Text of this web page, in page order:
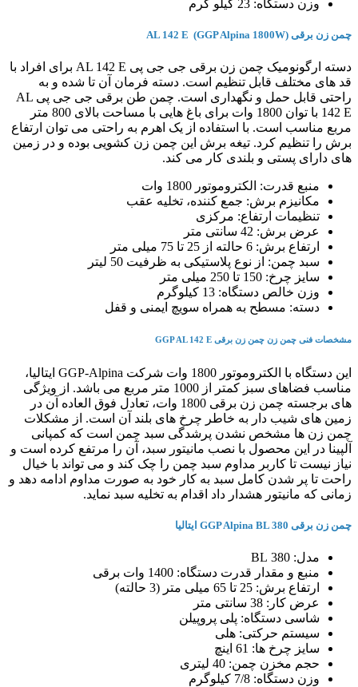
وزن دستگاه: 23 کیلو گرم
چمن زن برقی AL 142 E (GGP Alpina 1800W)
دسته ارگونومیک چمن زن برقی جی جی پی AL 142 E برای افراد با
قد های مختلف قابل تنظیم است. دسته فرمان آن تا شده و به
راحتی قابل حمل و نگهداری است. چمن طن برقی جی جی پی AL
142 E با توان 1800 وات برای باغ هایی با مساحت بالای 800 متر
مربع مناسب است. با استفاده از یک اهرم به راحتی می توان ارتفاع
برش را تنظیم کرد. تیغه برش این چمن زن کشویی بوده و در زمین
های دارای پستی و بلندی کار می کند.
منبع قدرت: الکتروموتور 1800 وات
مکانیزم برش: جمع کننده، تخلیه عقب
تنظیمات ارتفاع: مرکزی
عرض برش: 42 سانتی متر
ارتفاع برش: 6 حالته از 25 تا 75 میلی متر
سبد چمن: از نوع پلاستیکی به ظرفیت 50 لیتر
سایز چرخ: 150 تا 250 میلی متر
وزن خالص دستگاه: 13 کیلوگرم
دسته: مسطح به همراه سویچ ایمنی و قفل
مشخصات فنی چمن زن چمن زن برقی GGP AL 142 E
این دستگاه با الکتروموتور 1800 وات شرکت GGP-Alpina ایتالیا،
مناسب فضاهای سبز کمتر از 1000 متر مربع می باشد. از ویژگی
های برجسته چمن زن برقی 1800 وات، تعادل فوق العاده آن در
زمین های شیب دار به خاطر چرخ های بلند آن است. از مشکلات
چمن زن ها مشخص نشدن پرشدگی سبد چمن است که کمپانی
آلپینا در این محصول با نصب مانیتور سبد، آن را مرتفع کرده است و
نیاز نیست تا کاربر مداوم سبد چمن را چک کند و می تواند با خیال
راحت تا پر شدن کامل سبد به کار خود به صورت مداوم ادامه دهد و
زمانی که مانیتور هشدار داد اقدام به تخلیه سبد نماید.
چمن زن برقی GGP Alpina BL 380 ایتالیا
مدل: 380 BL
منبع و مقدار قدرت دستگاه: 1400 وات برقی
ارتفاع برش: 25 تا 65 میلی متر (3 حالته)
عرض کار: 38 سانتی متر
شاسی دستگاه: پلی پروپیلن
سیستم حرکتی: هلی
سایز چرخ ها: 61 اینچ
حجم مخزن چمن: 40 لیتری
وزن دستگاه: 7/8 کیلوگرم